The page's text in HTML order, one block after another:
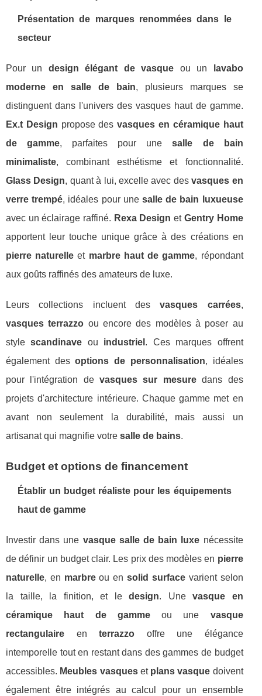
Présentation de marques renommées dans le
secteur
Pour un design élégant de vasque ou un
lavabo
moderne en salle de bain, plusieurs marques se
distinguent dans l'univers des vasques haut de gamme.
Ex.t Design propose desvasques en céramique haut
de gamme, parfaites pour unesalle de bain
minimaliste, combinant esthétisme et fonctionnalité.
Glass Design, quant à lui, excelle avec desvasques en
verre trempé, idéales pour une salle de bain luxueuse
avec un éclairage raffiné. Rexa Design et Gentry Home
apportent leur touche unique grâce à des créations en
pierre naturelle et marbre haut de gamme, répondant
aux goûts raffinés des amateurs de luxe.
Leurs collections incluent desvasques carrées,
vasques terrazzo ou encore des modèles à poser au
stylescandinave ou industriel . Ces marques offrent
également desoptions de personnalisation, idéales
pour l'intégration devasques sur mesuredans des
projets d'architecture intérieure. Chaque gamme met en
avant non seulement la durabilité, mais aussi un
artisanat qui magnifie votre salle de bains.
Budget et options de financement
Établir un budget réaliste pour les équipements
haut de gamme
Investir dans une vasque salle de bain luxe nécessite
de définir un budget clair. Les prix des modèles en pierre
naturelle, en marbreou ensolid surfacevarient selon
la taille, la finition, et ledesign. Unevasque en
céramique haut de gammeou une vasque
rectangulaire enterrazzo offre une élégance
intemporelle tout en restant dans des gammes de budget
accessibles. Meubles vasqueset plans vasque doivent
également être intégrés au calcul pour un ensemble